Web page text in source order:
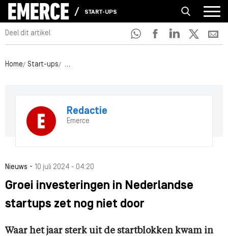
START-UPS
Deel dit artikel
Home Start-ups Groei investeringen in Nederlandse startups zet
Redactie
Emerce
Nieuws - 10 juli 2024 - 04:20
Groei investeringen in Nederlandse
startups zet nog niet door
Waar het jaar sterk uit de startblokken kwam in